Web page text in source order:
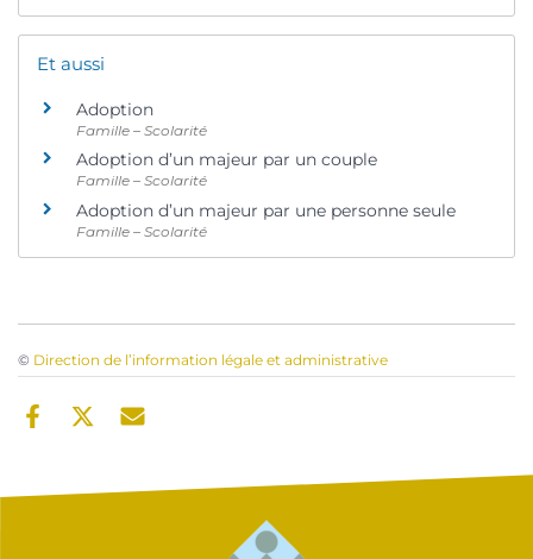
Et aussi
Adoption
Famille – Scolarité
Adoption d’un majeur par un couple
Famille – Scolarité
Adoption d’un majeur par une personne seule
Famille – Scolarité
© Direction de l’information légale et administrative